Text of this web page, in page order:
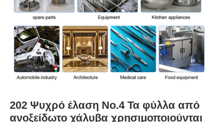
202 Ψυχρό έλαση No.4 Τα φύλλα από
ανοξείδωτο χάλυβα χρησιμοποιούνται